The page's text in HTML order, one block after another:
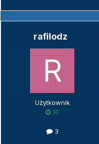
rafilodz
Użytkownik
10
3